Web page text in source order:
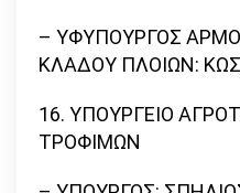
– ΥΦΥΠΟΥΡΓΟΣ
ΚΛΑΔΟΥ ΠΛΟΙΩΝ:
16. ΥΠΟΥΡΓΕΙΟ
ΤΡΟΦΙΜΩΝ